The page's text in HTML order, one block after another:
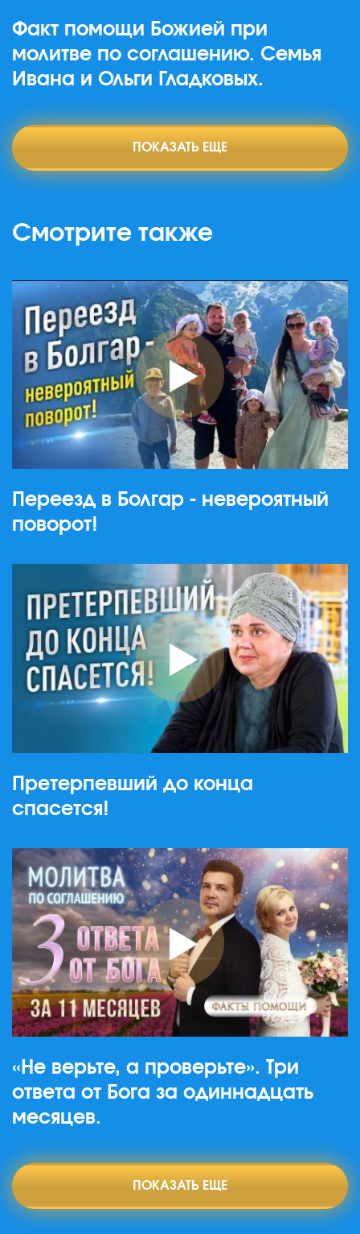
Факт помощи Божией при
молитве по соглашению. Семья
Ивана и Ольги Гладковых.
ПОКАЗАТЬ ЕЩЕ
Смотрите также
Переезд в Болгар - невероятный
поворот!
Претерпевший до конца
спасется!
«Не верьте, а проверьте». Три
ответа от Бога за одиннадцать
месяцев.
ПОКАЗАТЬ ЕЩЕ